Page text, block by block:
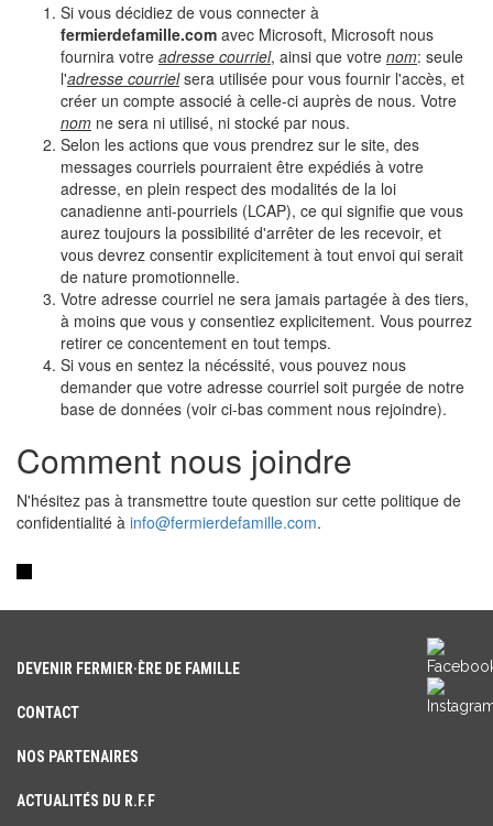
Si vous décidiez de vous connecter à
fermierdefamille.com avec Microsoft, Microsoft nous
fournira votre adresse courriel, ainsi que votre nom: seule
l'adresse courrielsera utilisée pour vous fournir l'accès, et
créer un compte associé à celle-ci auprès de nous. Votre
nom ne sera ni utilisé, ni stocké par nous.
Selon les actions que vous prendrez sur le site, des
messages courriels pourraient être expédiés à votre
adresse, en plein respect des modalités de la loi
canadienne anti-pourriels (LCAP), ce qui signifie que vous
aurez toujours la possibilité d'arrêter de les recevoir, et
vous devrez consentir explicitement à tout envoi qui serait
de nature promotionnelle.
Votre adresse courriel ne sera jamais partagée à des tiers,
à moins que vous y consentiez explicitement. Vous pourrez
retirer ce concentement en tout temps.
Si vous en sentez la nécéssité, vous pouvez nous
demander que votre adresse courriel soit purgée de notre
base de données (voir ci-bas comment nous rejoindre).
Comment nous joindre
N'hésitez pas à transmettre toute question sur cette politique de
confidentialité à info@fermierdefamille.com.
DEVENIR FERMIER·ÈRE DE FAMILLE
CONTACT
NOS PARTENAIRES
ACTUALITÉS DU R.F.F